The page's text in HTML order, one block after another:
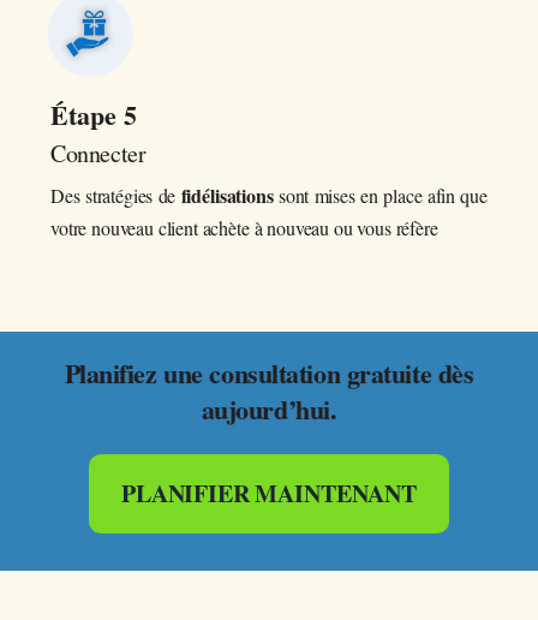
Étape 5
Connecter
Des stratégies de fidélisationssont mises en place afin que
votre nouveau client achète à nouveau ou vous réfère
Planifiez une consultation gratuite dès
aujourd’hui.
PLANIFIER MAINTENANT